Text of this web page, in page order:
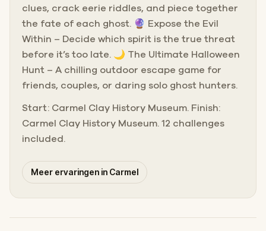
clues, crack eerie riddles, and piece together
the fate of each ghost. 🔮 Expose the Evil
Within – Decide which spirit is the true threat
before it’s too late. 🌙 The Ultimate Halloween
Hunt – A chilling outdoor escape game for
friends, couples, or daring solo ghost hunters.
Start: Carmel Clay History Museum. Finish:
Carmel Clay History Museum. 12 challenges
included.
Meer ervaringen in Carmel